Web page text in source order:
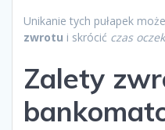
Unikanie tych pułapek
zwrotu i skrócić czas
Zalety